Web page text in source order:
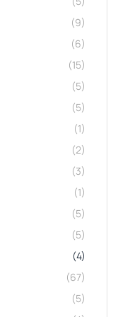
(9)
(6)
(15)
(5)
(5)
(1)
(2)
(3)
(1)
(5)
(5)
(4)
(67)
(5)